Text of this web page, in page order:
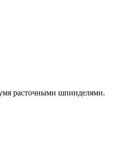
расточными шпинделями.